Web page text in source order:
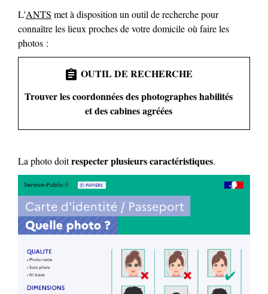
L'ANTS met à disposition un outil de recherche pour
connaître les lieux proches de votre domicile où faire les
photos :
assignment OUTIL DE RECHERCHE
Trouver les coordonnées des photographes habilités
et des cabines agréées
La photo doitrespecter plusieurs caractéristiques.